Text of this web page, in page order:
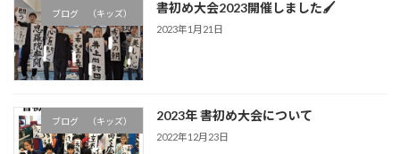
ブログ （キッズ） 書初め大会2023開催しました🖌
2023年1月21日
ブログ （キッズ） 2023年 書初め大会について
2022年12月23日